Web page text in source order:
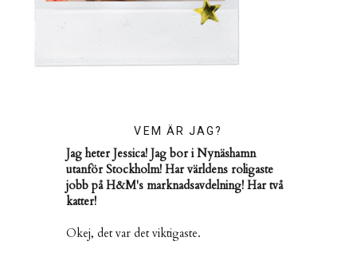
VEM ÄR JAG?
Jag heter Jessica! Jag bor i Nynäshamn
utanför Stockholm! Har världens roligaste
jobb på H&M's marknadsavdelning! Har två
katter!
Okej, det var det viktigaste.